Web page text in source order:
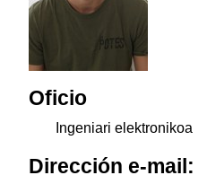
Oficio
Ingeniari elektronikoa
Dirección e-mail: